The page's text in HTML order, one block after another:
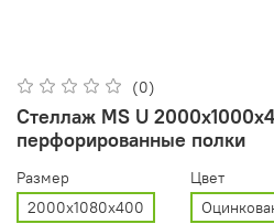
(0)
Стеллаж MS U
перфорированные полки
Размер
2000x1080x400
Цвет